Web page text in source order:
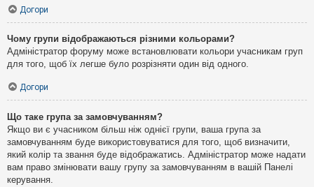
Догори
Чому групи відображаються різними кольорами?
Адміністратор форуму може встановлювати кольори учасникам груп
для того, щоб їх легше було розрізняти один від одного.
Догори
Що таке група за замовчуванням?
Якщо ви є учасником більш ніж однієї групи, ваша група за
замовчуванням буде використовуватися для того, щоб визначити,
який колір та звання буде відображатись. Адміністратор може надати
вам право змінювати вашу групу за замовчуванням в вашій Панелі
керування.